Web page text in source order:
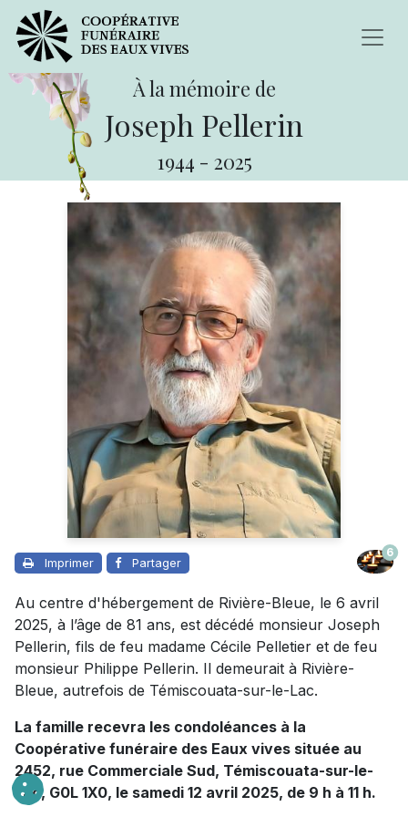
À la mémoire de
Joseph Pellerin
1944 - 2025
Imprimer Partager
6
Au centre d'hébergement de Rivière-Bleue, le 6 avril
2025, à l’âge de 81 ans, est décédé monsieur Joseph
Pellerin, fils de feu madame Cécile Pelletier et de feu
monsieur Philippe Pellerin. Il demeurait à Rivière-
Bleue, autrefois de Témiscouata-sur-le-Lac.
La famille recevra les condoléances à la
Coopérative funéraire des Eaux vives située au
2452, rue Commerciale Sud, Témiscouata-sur-le-
Lac, G0L 1X0, le samedi 12 avril 2025, de 9 h à 11 h.